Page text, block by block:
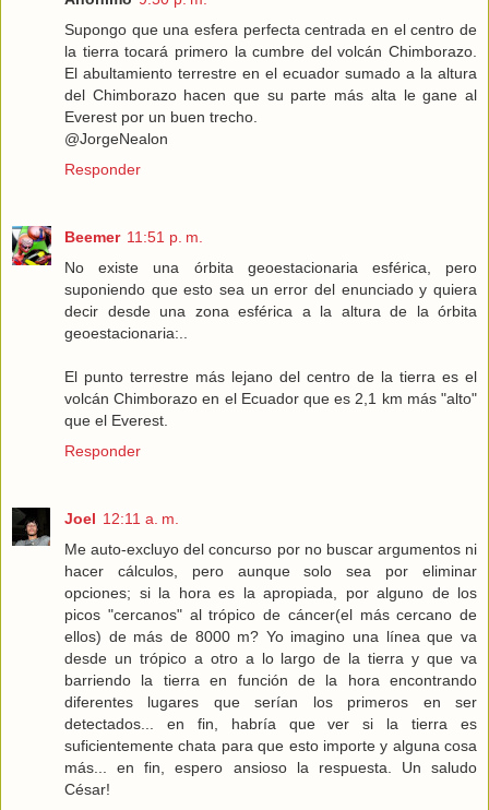
Supongo que una esfera perfecta centrada en el centro de
la tierra tocará primero la cumbre del volcán Chimborazo.
El abultamiento terrestre en el ecuador sumado a la altura
del Chimborazo hacen que su parte más alta le gane al
Everest por un buen trecho.
@JorgeNealon
Responder
Beemer 11:51 p. m.
No existe una órbita geoestacionaria esférica, pero
suponiendo que esto sea un error del enunciado y quiera
decir desde una zona esférica a la altura de la órbita
geoestacionaria:..
El punto terrestre más lejano del centro de la tierra es el
volcán Chimborazo en el Ecuador que es 2,1 km más "alto"
que el Everest.
Responder
Joel 12:11 a. m.
Me auto-excluyo del concurso por no buscar argumentos ni
hacer cálculos, pero aunque solo sea por eliminar
opciones; si la hora es la apropiada, por alguno de los
picos "cercanos" al trópico de cáncer(el más cercano de
ellos) de más de 8000 m? Yo imagino una línea que va
desde un trópico a otro a lo largo de la tierra y que va
barriendo la tierra en función de la hora encontrando
diferentes lugares que serían los primeros en ser
detectados... en fin, habría que ver si la tierra es
suficientemente chata para que esto importe y alguna cosa
más... en fin, espero ansioso la respuesta. Un saludo
César!